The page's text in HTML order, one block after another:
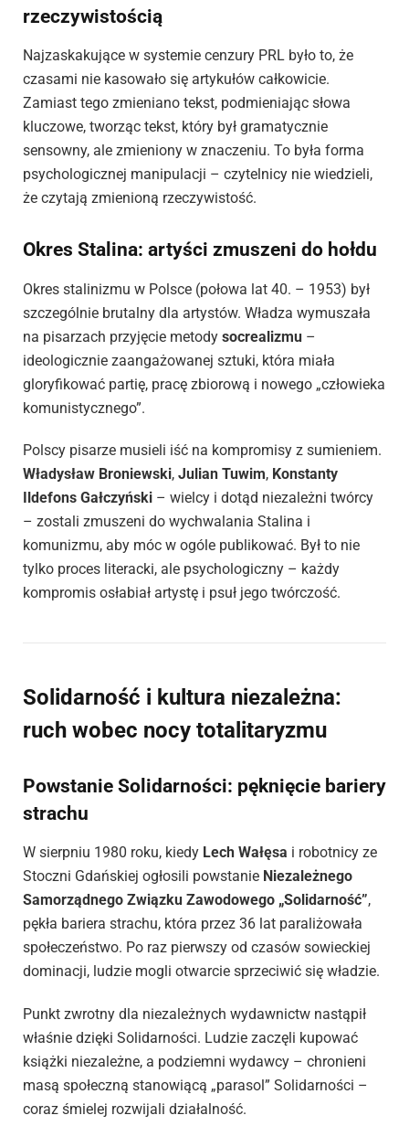
rzeczywistością
Najzaskakujące w systemie cenzury PRL było to, że
czasami nie kasowało się artykułów całkowicie.
Zamiast tego zmieniano tekst, podmieniając słowa
kluczowe, tworząc tekst, który był gramatycznie
sensowny, ale zmieniony w znaczeniu. To była forma
psychologicznej manipulacji – czytelnicy nie wiedzieli,
że czytają zmienioną rzeczywistość.
Okres Stalina: artyści zmuszeni do hołdu
Okres stalinizmu w Polsce (połowa lat 40. – 1953) był
szczególnie brutalny dla artystów. Władza wymuszała
na pisarzach przyjęcie metody socrealizmu –
ideologicznie zaangażowanej sztuki, która miała
gloryfikować partię, pracę zbiorową i nowego „człowieka
komunistycznego”.
Polscy pisarze musieli iść na kompromisy z sumieniem.
Władysław Broniewski, Julian Tuwim, Konstanty
Ildefons Gałczyński – wielcy i dotąd niezależni twórcy
– zostali zmuszeni do wychwalania Stalina i
komunizmu, aby móc w ogóle publikować. Był to nie
tylko proces literacki, ale psychologiczny – każdy
kompromis osłabiał artystę i psuł jego twórczość.
Solidarność i kultura niezależna:
ruch wobec nocy totalitaryzmu
Powstanie Solidarności: pęknięcie bariery
strachu
W sierpniu 1980 roku, kiedy Lech Wałęsa i robotnicy ze
Stoczni Gdańskiej ogłosili powstanie Niezależnego
Samorządnego Związku Zawodowego „Solidarność”,
pękła bariera strachu, która przez 36 lat paraliżowała
społeczeństwo. Po raz pierwszy od czasów sowieckiej
dominacji, ludzie mogli otwarcie sprzeciwić się władzie.
Punkt zwrotny dla niezależnych wydawnictw nastąpił
właśnie dzięki Solidarności. Ludzie zaczęli kupować
książki niezależne, a podziemni wydawcy – chronieni
masą społeczną stanowiącą „parasol” Solidarności –
coraz śmielej rozwijali działalność.